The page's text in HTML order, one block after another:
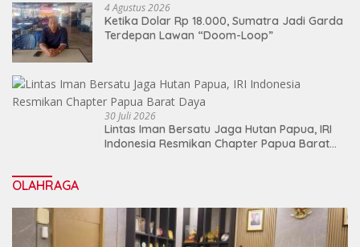
4 Agustus 2026
Ketika Dolar Rp 18.000, Sumatra Jadi Garda
Terdepan Lawan “Doom-Loop”
30 Juli 2026
Lintas Iman Bersatu Jaga Hutan Papua, IRI
Indonesia Resmikan Chapter Papua Barat
OLAHRAGA